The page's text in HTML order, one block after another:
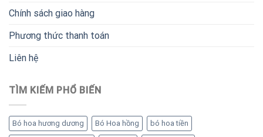
Chính sách giao hàng
Phương thức thanh toán
Liên hệ
TÌM KIẾM PHỔ BIẾN
Bó hoa hương dương Bó Hoa hồng bó hoa tiền